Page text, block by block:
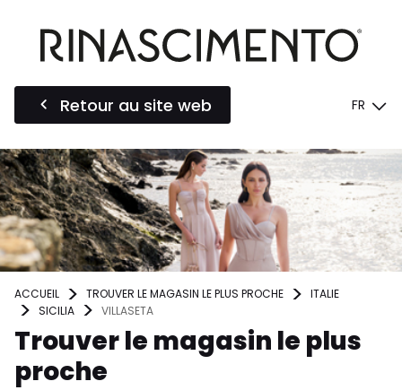
Retour au site web FR
ACCUEIL TROUVER LE MAGASIN LE PLUS PROCHE
ITALIE
SICILIA
VILLASETA
Trouver le magasin le plus
proche